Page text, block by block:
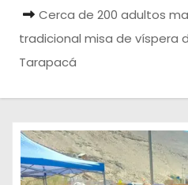
Cerca de 200 adultos
tradicional misa de víspera
Tarapacá